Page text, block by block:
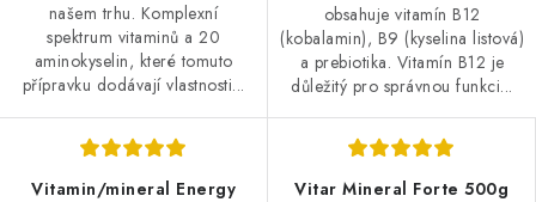
našem trhu. Komplexní
spektrum vitaminů a 20
aminokyselin, které tomuto
přípravku dodávají vlastnosti...
obsahuje vitamín B12
(kobalamin), B9 (kyselina listová)
a prebiotika. Vitamín B12 je
důležitý pro správnou funkci...
Vitamin/mineral Energy
Vitar Mineral Forte 500g